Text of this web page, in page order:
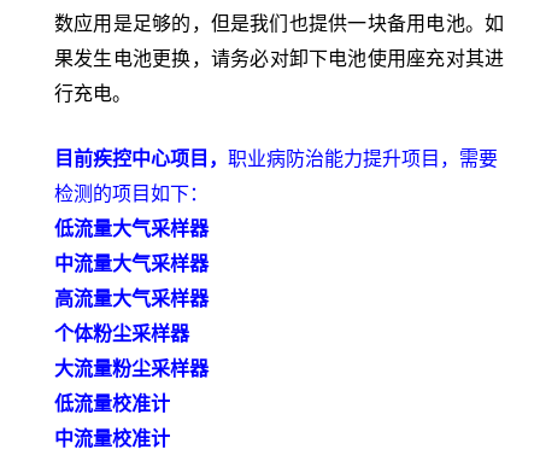
数应用是足够的，但是我们也提供一块备用电池。如
果发生电池更换，请务必对卸下电池使用座充对其进
行充电。
目前疾控中心项目， 职业病防治能力提升项目 ，需要
检测的项目如下：
低流量大气采样器
中流量大气采样器
高流量大气采样器
个体粉尘采样器
大流量粉尘采样器
低流量校准计
中流量校准计